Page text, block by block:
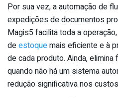
Por sua vez, a automação de
expedições de documentos
Magis5 facilita toda a
deestoquemais eficiente e à
de cada produto. Ainda,
quando não há um sistema
redução significativa nos